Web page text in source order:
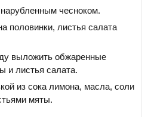
чесноком.
половинки, листья салата
выложить обжаренные
и листья салата.
из сока лимона, масла, соли
мяты.